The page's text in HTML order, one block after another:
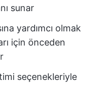
sunar
yardımcı olmak
için önceden
seçenekleriyle